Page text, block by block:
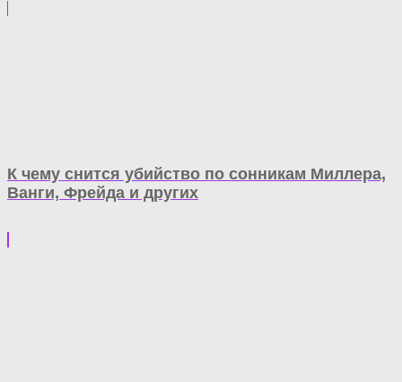
К чему снится убийство по сонникам Миллера,
Ванги, Фрейда и других